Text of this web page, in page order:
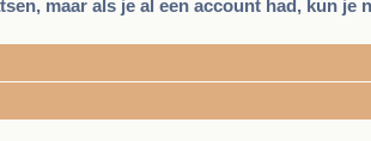
maar als je al een account had, kun je